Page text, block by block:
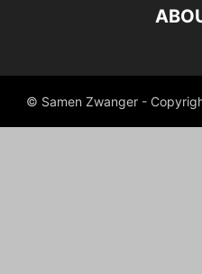
© Samen Zwanger -